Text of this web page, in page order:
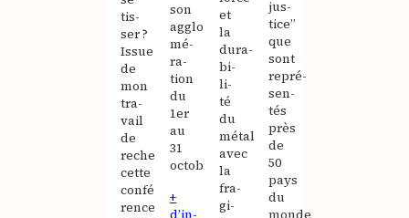
tis­
ser ?
Issue
de
mon
tra­
vail
de
recherche,
cette
confé­
rence
son
agglo­
mé­
ra­
tion
du
1er
au
31
octobre.
+
et
la
dura­
bi­
li­
té
du
métal
avec
la
fra­
gi­
jus­
tice”
que
sont
repré­
sen­
tés
près
de
50
pays
du